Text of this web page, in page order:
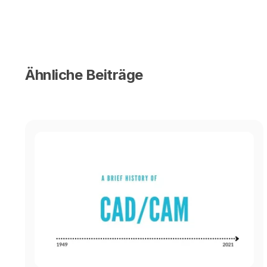
Ähnliche Beiträge